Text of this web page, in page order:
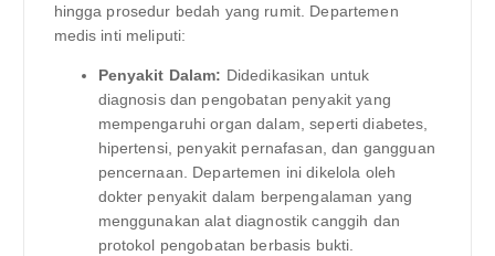
hingga prosedur bedah yang rumit. Departemen
medis inti meliputi:
Penyakit Dalam: Didedikasikan untuk
diagnosis dan pengobatan penyakit yang
mempengaruhi organ dalam, seperti diabetes,
hipertensi, penyakit pernafasan, dan gangguan
pencernaan. Departemen ini dikelola oleh
dokter penyakit dalam berpengalaman yang
menggunakan alat diagnostik canggih dan
protokol pengobatan berbasis bukti.